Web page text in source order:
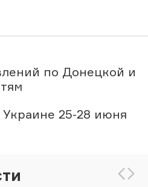
по Донецкой и
25-28 июня